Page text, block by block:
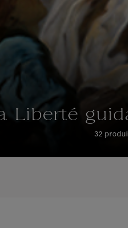
Liberté
32